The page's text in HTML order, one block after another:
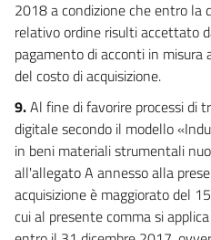
2018 a condizione che entro la
relativo ordine risulti accettato
pagamento di acconti in
del costo di acquisizione.
9.Al fine di favorire processi di
digitale secondo il modello
in beni materiali strumentali
all'allegato A annesso alla
acquisizione è maggiorato del
cui al presente comma si